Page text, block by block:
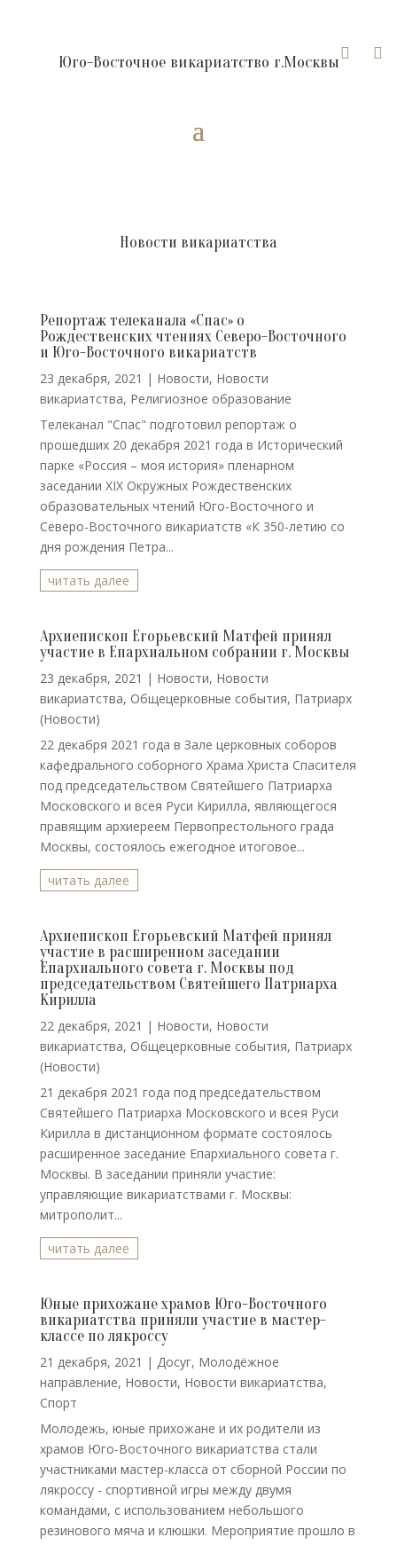
 
Юго-Восточное викариатство г.Москвы
Новости викариатства
Репортаж телеканала «Спас» о
Рождественских чтениях Северо-Восточного
и Юго-Восточного викариатств
23 декабря, 2021 | Новости, Новости
викариатства, Религиозное образование
Телеканал "Спас" подготовил репортаж о
прошедших 20 декабря 2021 года в Исторический
парке «Россия – моя история» пленарном
заседании XIX Окружных Рождественских
образовательных чтений Юго-Восточного и
Северо-Восточного викариатств «К 350-летию со
дня рождения Петра...
читать далее
Архиепископ Егорьевский Матфей принял
участие в Епархиальном собрании г. Москвы
23 декабря, 2021 | Новости, Новости
викариатства, Общецерковные события, Патриарх
(Новости)
22 декабря 2021 года в Зале церковных соборов
кафедрального соборного Храма Христа Спасителя
под председательством Святейшего Патриарха
Московского и всея Руси Кирилла, являющегося
правящим архиереем Первопрестольного града
Москвы, состоялось ежегодное итоговое...
читать далее
Архиепископ Егорьевский Матфей принял
участие в расширенном заседании
Епархиального совета г. Москвы под
председательством Святейшего Патриарха
Кирилла
22 декабря, 2021 | Новости, Новости
викариатства, Общецерковные события, Патриарх
(Новости)
21 декабря 2021 года под председательством
Святейшего Патриарха Московского и всея Руси
Кирилла в дистанционном формате состоялось
расширенное заседание Епархиального совета г.
Москвы. В заседании приняли участие:
управляющие викариатствами г. Москвы:
митрополит...
читать далее
Юные прихожане храмов Юго-Восточного
викариатства приняли участие в мастер-
классе по лякроссу
21 декабря, 2021 | Досуг, Молодёжное
направление, Новости, Новости викариатства,
Спорт
Молодежь, юные прихожане и их родители из
храмов Юго-Восточного викариатства стали
участниками мастер-класса от сборной России по
лякроссу - спортивной игры между двумя
командами, с использованием небольшого
резинового мяча и клюшки. Мероприятие прошло в